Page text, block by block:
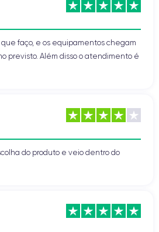
faço, e os equipamentos chegam
previsto. Além disso o atendimento é
do produto e veio dentro do